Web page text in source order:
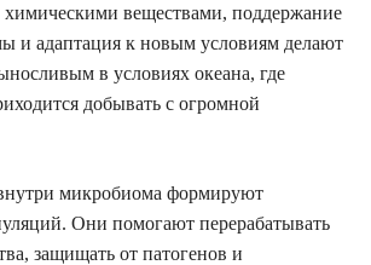
химическими веществами, поддержание
и адаптация к новым условиям делают
в условиях океана, где
добывать с огромной
микробиома формируют
Они помогают перерабатывать
защищать от патогенов и